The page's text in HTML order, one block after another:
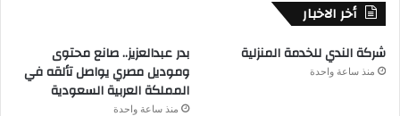
أخر الاخبار
شركة الندي للخدمة المنزلية
منذ ساعة واحدة
بدر عبدالعزيز.. صانع محتوى
وموديل مصري يواصل تألقه في
المملكة العربية السعودية
منذ ساعة واحدة